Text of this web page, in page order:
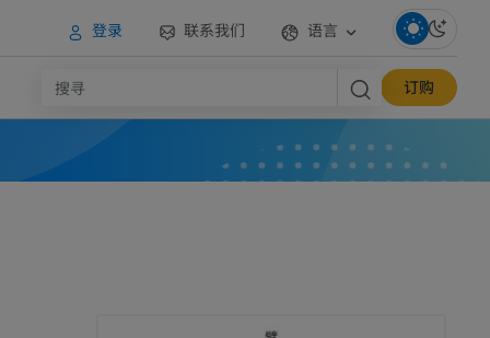
登录 联系我们 语言
订购